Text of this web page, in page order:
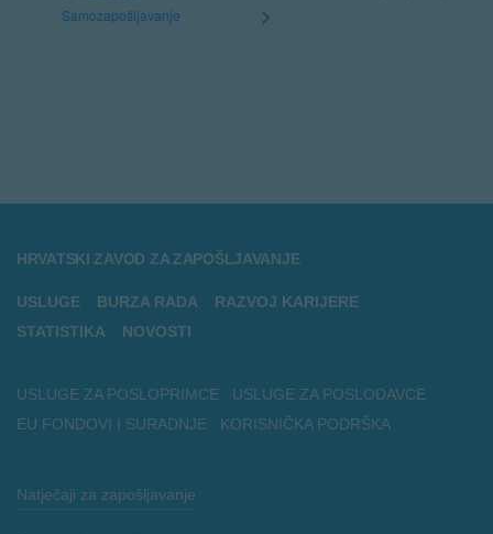
Samozapošljavanje
HRVATSKI ZAVOD ZA ZAPOŠLJAVANJE
USLUGE BURZA RADA
RAZVOJ KARIJERE
STATISTIKA
NOVOSTI
USLUGE ZA POSLOPRIMCE
USLUGE ZA POSLODAVCE
EU FONDOVI I SURADNJE
KORISNIČKA PODRŠKA
Natječaji za zapošljavanje